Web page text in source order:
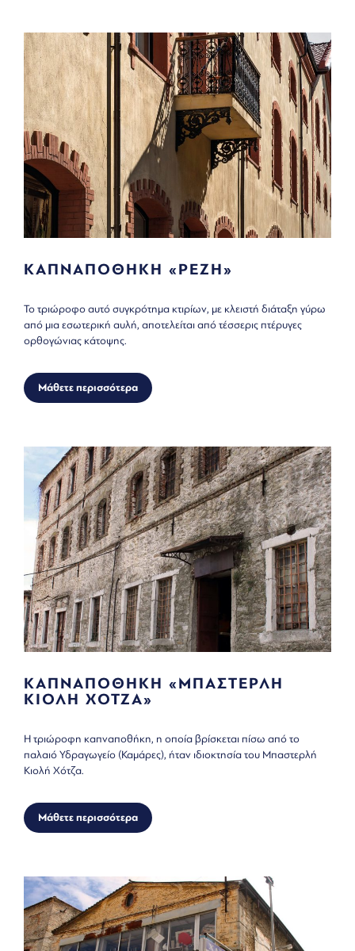
ΚΑΠΝΑΠΟΘΗΚΗ «ΡΕΖΗ»
Το τριώροφο αυτό συγκρότημα κτιρίων, με κλειστή διάταξη γύρω
από μια εσωτερική αυλή, αποτελείται από τέσσερις πτέρυγες
ορθογώνιας κάτοψης.
Μάθετε περισσότερα
ΚΑΠΝΑΠΟΘΗΚΗ «ΜΠΑΣΤΕΡΛΗ
ΚΙΟΛΗ ΧΟΤΖΑ»
Η τριώροφη καπναποθήκη, η οποία βρίσκεται πίσω από το
παλαιό Υδραγωγείο (Καμάρες), ήταν ιδιοκτησία του Μπαστερλή
Κιολή Χότζα.
Μάθετε περισσότερα